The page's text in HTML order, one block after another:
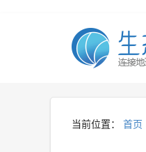
当前位置： 首页